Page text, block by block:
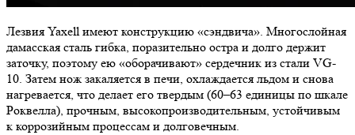
Лезвия Yaxell имеют конструкцию «сэндвича». Многослойная
дамасская сталь гибка, поразительно остра и долго держит
заточку, поэтому ею «оборачивают» сердечник из стали VG-
10. Затем нож закаляется в печи, охлаждается льдом и снова
нагревается, что делает его твердым (60–63 единицы по шкале
Роквелла), прочным, высокопроизводительным, устойчивым
к коррозийным процессам и долговечным.